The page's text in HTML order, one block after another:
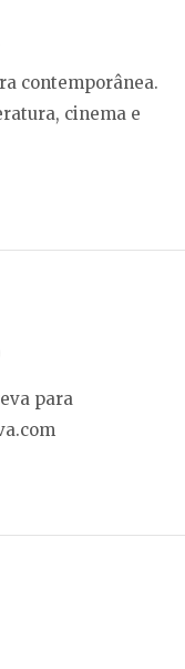
contemporânea.
cinema e
para